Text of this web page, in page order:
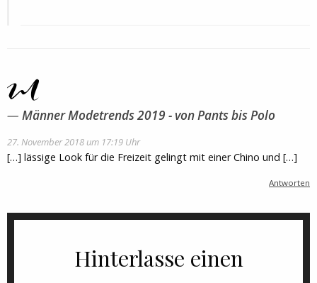
Männer Modetrends 2019 - von Pants bis Polo
27. November 2018 um 17:19 Uhr
[…] lässige Look für die Freizeit gelingt mit einer Chino und […]
Antworten
Hinterlasse einen